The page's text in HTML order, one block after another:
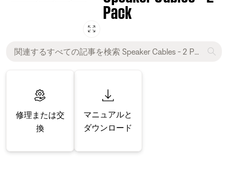
Pack
修理または交
換
マニュアルと
ダウンロード